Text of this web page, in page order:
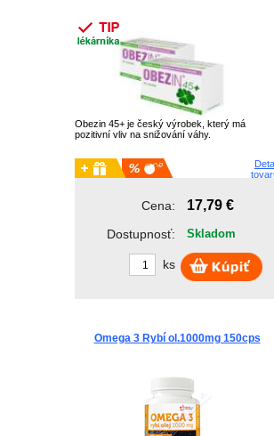
Obezin 45+ je český výrobek, který má
pozitivní vliv na snižování váhy.
Cena: 17,79 €
Dostupnosť: Skladom
ks
Omega 3 Rybí ol.1000mg 150cps